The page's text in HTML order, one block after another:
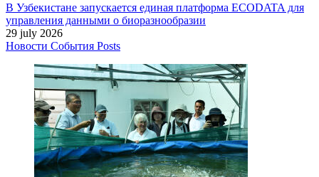
В Узбекистане запускается единая платформа ECODATA для
управления данными о биоразнообразии
29 july 2026
Новости События Posts